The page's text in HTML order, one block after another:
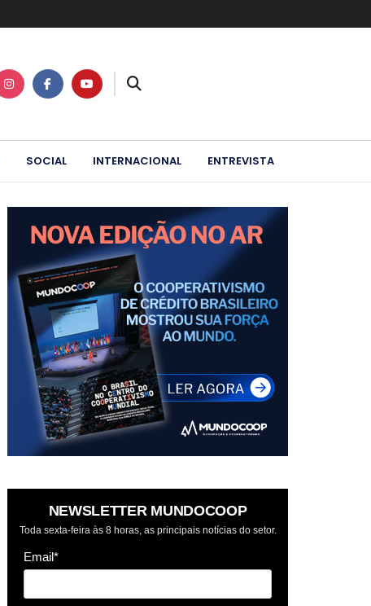
SOCIAL INTERNACIONAL ENTREVISTA
NEWSLETTER MUNDOCOOP
Toda sexta-feira às 8 horas, as principais notícias do setor.
Email*